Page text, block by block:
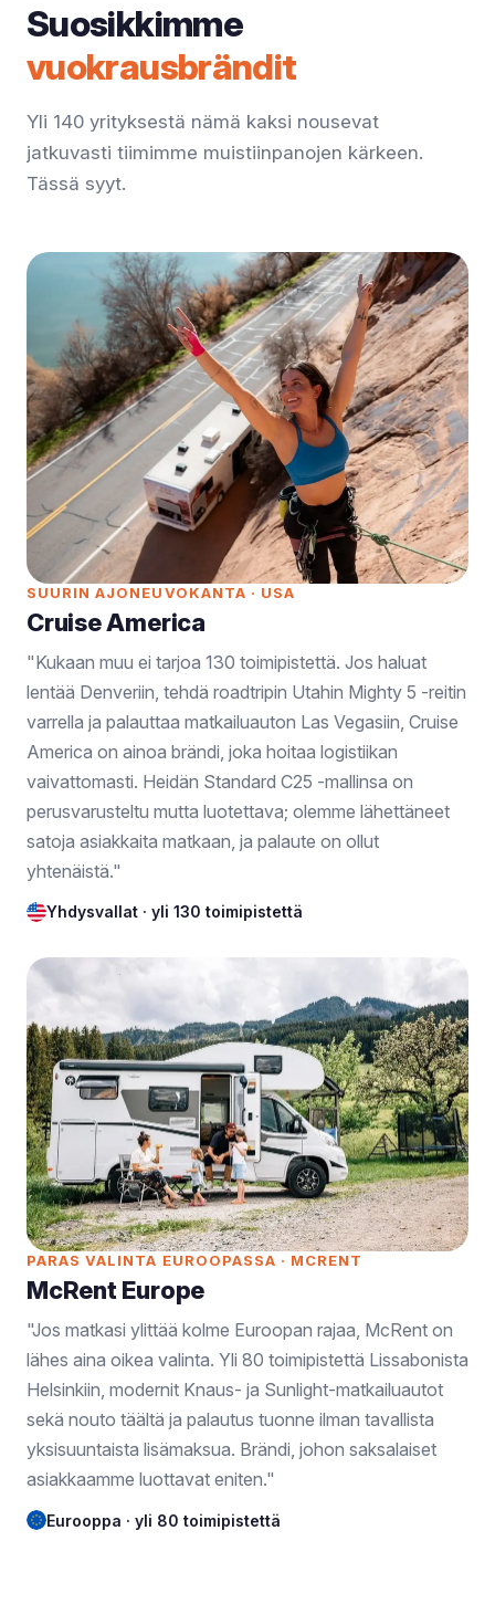
Suosikkimme
vuokrausbrändit
Yli 140 yrityksestä nämä kaksi nousevat
jatkuvasti tiimimme muistiinpanojen kärkeen.
Tässä syyt.
SUURIN AJONEUVOKANTA · USA
Cruise America
"Kukaan muu ei tarjoa 130 toimipistettä. Jos haluat
lentää Denveriin, tehdä roadtripin Utahin Mighty 5 -reitin
varrella ja palauttaa matkailuauton Las Vegasiin, Cruise
America on ainoa brändi, joka hoitaa logistiikan
vaivattomasti. Heidän Standard C25 -mallinsa on
perusvarusteltu mutta luotettava; olemme lähettäneet
satoja asiakkaita matkaan, ja palaute on ollut
yhtenäistä."
Yhdysvallat · yli 130 toimipistettä
PARAS VALINTA EUROOPASSA · MCRENT
McRent Europe
"Jos matkasi ylittää kolme Euroopan rajaa, McRent on
lähes aina oikea valinta. Yli 80 toimipistettä Lissabonista
Helsinkiin, modernit Knaus- ja Sunlight-matkailuautot
sekä nouto täältä ja palautus tuonne ilman tavallista
yksisuuntaista lisämaksua. Brändi, johon saksalaiset
asiakkaamme luottavat eniten."
Eurooppa · yli 80 toimipistettä